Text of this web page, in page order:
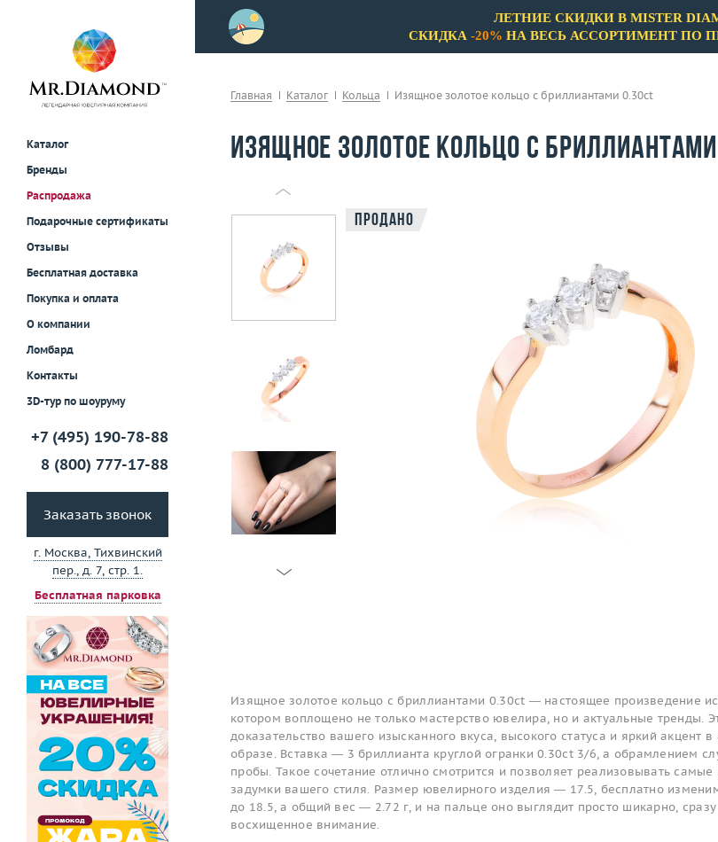
Каталог
Бренды
Распродажа
Подарочные сертификаты
Отзывы
Бесплатная доставка
Покупка и оплата
О компании
Ломбард
Контакты
3D-тур по шоуруму
+7 (495) 190-78-88
8 (800) 777-17-88
Заказать звонок
г. Москва, Тихвинский
пер., д. 7, стр. 1.
Бесплатная парковка
примерки!
ЛЕТНИЕ СКИДКИ В MISTER
СКИДКА -20% НА ВЕСЬ АССОРТИМЕНТ ПО
Главная Каталог Кольца Изящное золотое кольцо с бриллиантами 0.30ct
Изящное золотое кольцо с
Продано
Изящное золотое кольцо с бриллиантами 0.30ct — настоящее произведение
котором воплощено не только мастерство ювелира, но и актуальные тренды.
доказательство вашего изысканного вкуса, высокого статуса и яркий акцент в
образе. Вставка — 3 бриллианта круглой огранки 0.30ct 3/6, а обрамлением
пробы. Такое сочетание отлично смотрится и позволяет реализовывать
задумки вашего стиля. Размер ювелирного изделия — 17.5, бесплатно
до 18.5, а общий вес — 2.72 г, и на пальце оно выглядит просто шикарно,
восхищенное внимание.